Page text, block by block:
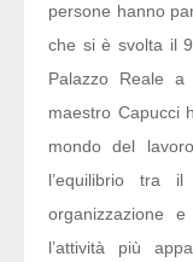
persone hanno
che si è svolta il
Palazzo Reale
maestro Capucci
mondo del
l’equilibrio tra
organizzazione
l’attività più